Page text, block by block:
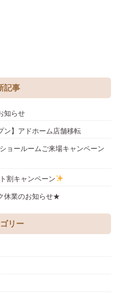
記事
知らせ
ン】アドホーム店舗移転
ョールームご来場キャンペーン
割キャンペーン
休業のお知らせ★
リー